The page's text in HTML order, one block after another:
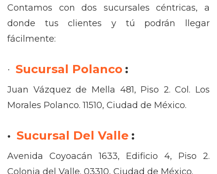
Contamos con dos sucursales céntricas, a
donde tus clientes y tú podrán llegar
fácilmente:
· Sucursal Polanco :
Juan Vázquez de Mella 481, Piso 2. Col. Los
Morales Polanco. 11510, Ciudad de México.
· Sucursal Del Valle :
Avenida Coyoacán 1633, Edificio 4, Piso 2.
Colonia del Valle. 03310, Ciudad de México.